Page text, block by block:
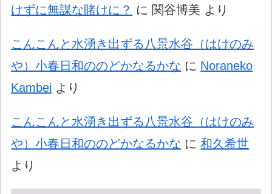
けずに無謀な賭けに？ に 関谷博美 より
こんこんと水湧き出ずる八景水谷（はけのみ
や）小春日和ののどかなるかな に Noraneko
Kambei より
こんこんと水湧き出ずる八景水谷（はけのみ
や）小春日和ののどかなるかな に和久希世
より